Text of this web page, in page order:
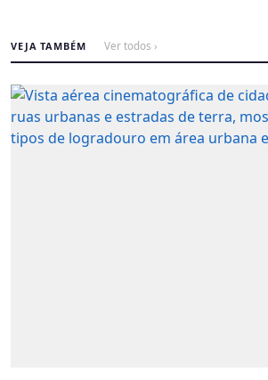
VEJA TAMBÉM Ver todos ›